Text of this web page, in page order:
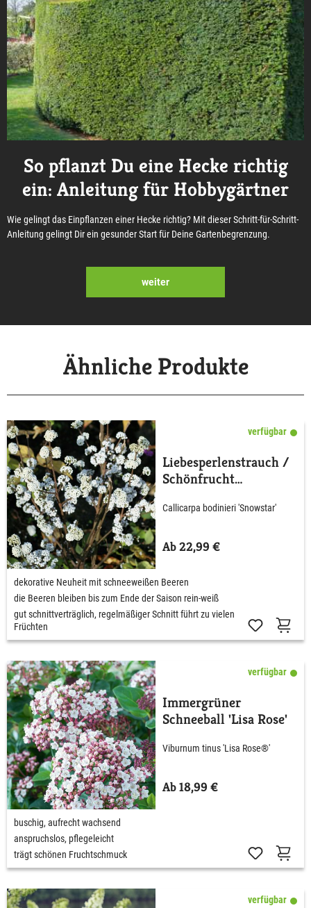
So pflanzt Du eine Hecke richtig
ein: Anleitung für Hobbygärtner
Wie gelingt das Einpflanzen einer Hecke richtig? Mit dieser Schritt-für-Schritt-
Anleitung gelingt Dir ein gesunder Start für Deine Gartenbegrenzung.
weiter
Ähnliche Produkte
verfügbar
Liebesperlenstrauch /
Schönfrucht
Callicarpa bodinieri 'Snowstar'
Ab 22,99 €
dekorative Neuheit mit schneeweißen Beeren
die Beeren bleiben bis zum Ende der Saison rein-weiß
gut schnittverträglich, regelmäßiger Schnitt führt zu vielen
Früchten
verfügbar
Immergrüner
Schneeball 'Lisa Rose'
Viburnum tinus 'Lisa Rose®'
Ab 18,99 €
buschig, aufrecht wachsend
anspruchslos, pflegeleicht
trägt schönen Fruchtschmuck
verfügbar